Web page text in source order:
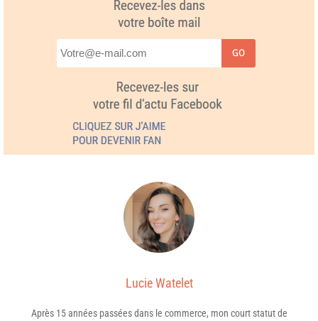
GO
Lucie Watelet
Après 15 années passées dans le commerce, mon court statut de